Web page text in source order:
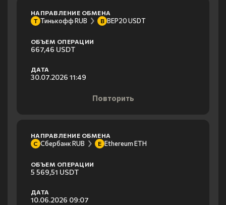
НАПРАВЛЕНИЕ ОБМЕНА
Т Тинькофф RUB B BEP20 USDT
ОБЪЕМ ОПЕРАЦИИ
667,46 USDT
ДАТА
30.07.2026 11:49
Повторить
НАПРАВЛЕНИЕ ОБМЕНА
С Сбербанк RUB E Ethereum ETH
ОБЪЕМ ОПЕРАЦИИ
5 569,51 USDT
ДАТА
10.06.2026 09:07